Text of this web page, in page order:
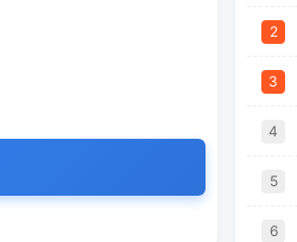
2
3
4
5
6